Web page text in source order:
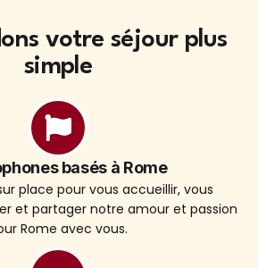
votre séjour plus
simple
basés à Rome
place pour vous accueillir, vous
et partager notre amour et passion
Rome avec vous.